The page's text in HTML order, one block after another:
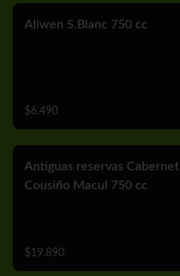
Aliwen S.Blanc 750 cc
$6.490
Antiguas reservas Cabernet
Cousiño Macul 750 cc
$19.890